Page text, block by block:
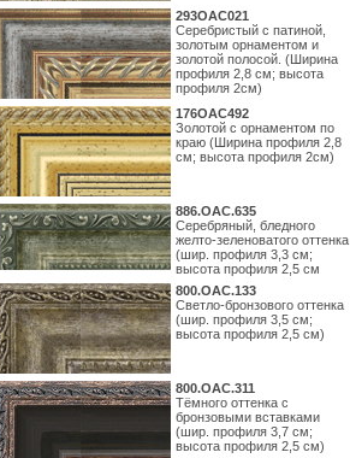
293OAC021
Серебристый с патиной,
золотым орнаментом и
золотой полосой. (Ширина
профиля 2,8 см; высота
профиля 2см)
176OAC492
Золотой с орнаментом по
краю (Ширина профиля 2,8
см; высота профиля 2см)
886.ОАС.635
Серебряный, бледного
желто-зеленоватого оттенка
(шир. профиля 3,3 см;
высота профиля 2,5 см
800.ОАС.133
Светло-бронзового оттенка
(шир. профиля 3,5 см;
высота профиля 2,5 см)
800.ОАС.311
Тёмного оттенка с
бронзовыми вставками
(шир. профиля 3,7 см;
высота профиля 2,5 см)